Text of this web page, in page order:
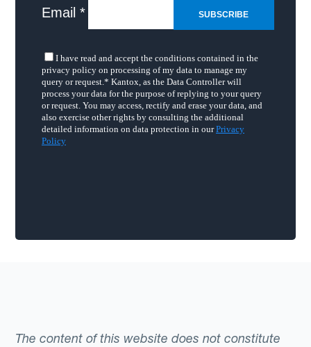
The content of this website does not constitute